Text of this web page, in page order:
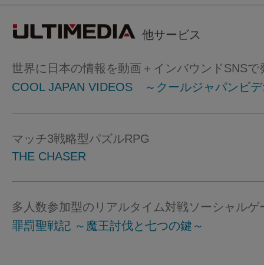
他サービス
世界に日本の情報を動画＋インバウンドSNSで
COOL JAPAN VIDEOS ～クールジャパンビ
マッチ3戦略型パズルRPG
THE CHASER
多人数参加型のリアルタイム対戦ソーシャルゲ
罪罰聖戦記 ～魔王討伐と七つの鍵～